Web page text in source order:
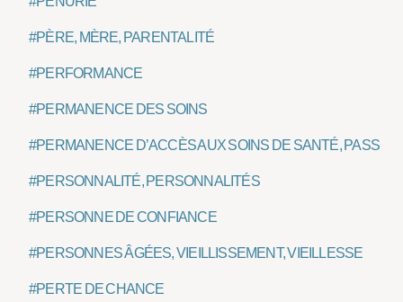
#PÈRE, MÈRE, PARENTALITÉ
#PERFORMANCE
#PERMANENCE DES SOINS
#PERMANENCE D’ACCÈS AUX SOINS DE SANTÉ, PASS
#PERSONNALITÉ, PERSONNALITÉS
#PERSONNE DE CONFIANCE
#PERSONNES ÂGÉES, VIEILLISSEMENT, VIEILLESSE
#PERTE DE CHANCE